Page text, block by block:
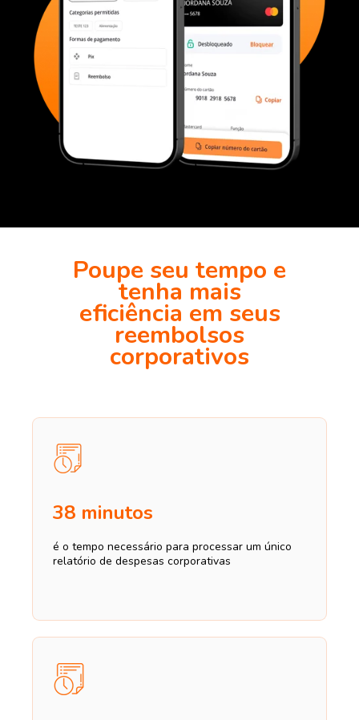
Poupe seu tempo e
tenha mais
eficiência em seus
reembolsos
corporativos
38 minutos
é o tempo necessário para processar um único
relatório de despesas corporativas